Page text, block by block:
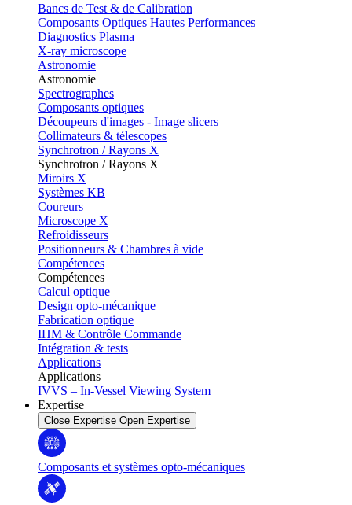
Bancs de Test & de Calibration
Composants Optiques Hautes Performances
Diagnostics Plasma
X-ray microscope
Astronomie
Astronomie
Spectrographes
Composants optiques
Découpeurs d'images - Image slicers
Collimateurs & télescopes
Synchrotron / Rayons X
Synchrotron / Rayons X
Miroirs X
Systèmes KB
Coureurs
Microscope X
Refroidisseurs
Positionneurs & Chambres à vide
Compétences
Compétences
Calcul optique
Design opto-mécanique
Fabrication optique
IHM & Contrôle Commande
Intégration & tests
Applications
Applications
IVVS – In-Vessel Viewing System
Expertise
Close Expertise Open Expertise
Composants et systèmes opto-mécaniques